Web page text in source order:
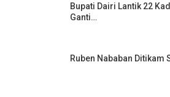
Bupati Dairi Lantik 22
Ganti…
Ruben Nababan Ditikam